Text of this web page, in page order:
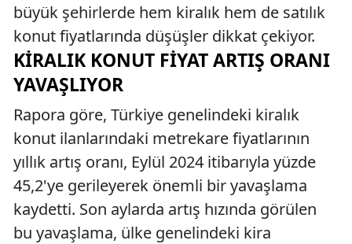
büyük şehirlerde hem kiralık hem de satılık
konut fiyatlarında düşüşler dikkat çekiyor.
KIRALIK KONUT FIYAT ARTIŞ ORANI
YAVAŞLIYOR
Rapora göre, Türkiye genelindeki kiralık
konut ilanlarındaki metrekare fiyatlarının
yıllık artış oranı, Eylül 2024 itibarıyla yüzde
45,2'ye gerileyerek önemli bir yavaşlama
kaydetti. Son aylarda artış hızında görülen
bu yavaşlama, ülke genelindeki kira